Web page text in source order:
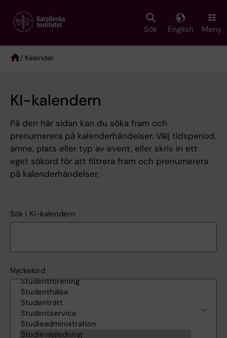
main
Sök English Meny
/ Kalender
KI-kalendern
På den här sidan kan du söka fram och
prenumerera på kalenderhändelser. Välj tidsperiod,
ämne, plats eller typ av event, eller skriv in ett
eget sökord för att filtrera fram och prenumerera
på kalenderhändelser.
Sök i KI-kalendern
Nyckelord